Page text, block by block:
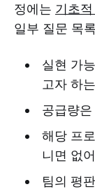
정에는 기초
일부 질문 목
실현 가
고자 하
공급량
해당 프
니면 없
팀의 평